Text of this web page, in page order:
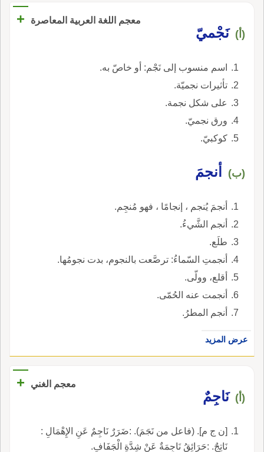
معجم اللغة العربية المعاصرة +
(أ) نَجْميّ
اسم منسوب إلى نَجْم: أو خاصّ به.
تأثيرات نجميّة.
على شكل نجمة.
ورق نجميّ.
كوكبيّ.
(ب) أنجمَ
أنجمَ يُنجم ، إنجامًا ، فهو مُنجِم.
أنجم الشَّيءُ.
طلَع.
أنجمتِ السّماءُ: ترصَّعت بالنجوم، بدت نجومُها.
أقلع، وولّى.
أنجمت عنه الحُمّى.
أنجم المطرُ.
عرض المزيد
معجم الغني +
(أ) نَاجِمٌ
[ن ج م]. (فاعل من نَجَمَ). :ضَرَرٌ نَاجِمٌ عَنِ الإِهْمَالِ :
نَاتِجٌ. :حَرَائِقُ نَاجِمَةٌ عَنْ شِدَّةِ الْجَفَافِ.